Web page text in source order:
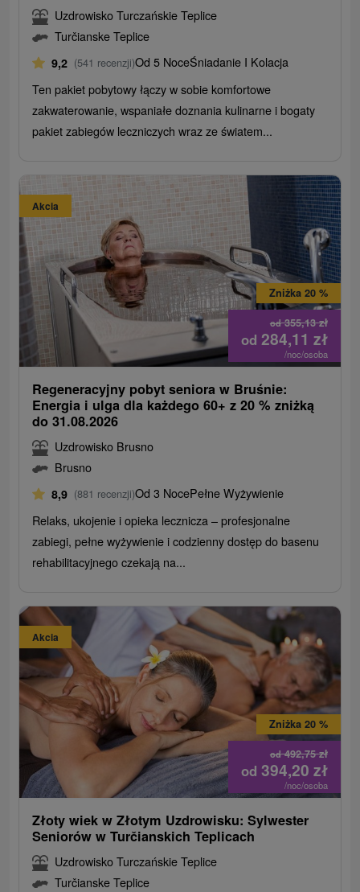
Uzdrowisko Turczańskie Teplice
Turčianske Teplice
9,2 (541 recenzji)Od 5 NoceŚniadanie I Kolacja
Ten pakiet pobytowy łączy w sobie komfortowe
zakwaterowanie, wspaniałe doznania kulinarne i bogaty
pakiet zabiegów leczniczych wraz ze światem...
Akcia
od355,13zł
Zniżka 20 %
od 284,11 zł
/noc/osoba
Regeneracyjny pobyt seniora w Bruśnie:
Energia i ulga dla każdego 60+ z 20 % zniżką
do 31.08.2026
Uzdrowisko Brusno
Brusno
8,9 (881 recenzji)Od 3 NocePełne Wyżywienie
Relaks, ukojenie i opieka lecznicza – profesjonalne
zabiegi, pełne wyżywienie i codzienny dostęp do basenu
rehabilitacyjnego czekają na...
Akcia
od492,75zł
Zniżka 20 %
od 394,20 zł
/noc/osoba
Złoty wiek w Złotym Uzdrowisku: Sylwester
Seniorów w Turčianskich Teplicach
Uzdrowisko Turczańskie Teplice
Turčianske Teplice